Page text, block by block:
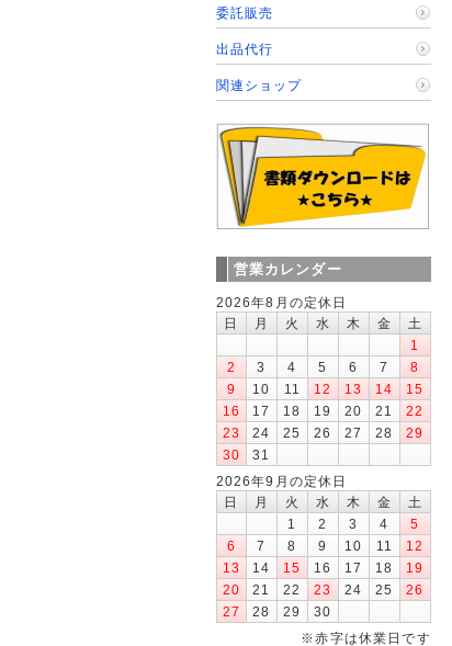
委託販売
出品代行
関連ショップ
営業カレンダー
2026年8月の定休日
日
月 火 水 木 金
土
1
2
3 4 5 6 7
8
9
10 11 12 13 14
15
16
17 18 19 20 21
22
23
24 25 26 27 28
29
30
31
2026年9月の定休日
日
月 火 水 木 金
土
1
2 3 4
5
6
7 8 9 10 11
12
13
14 15 16 17 18
19
20
21 22 23 24 25
26
27
28 29
30
※赤字は休業日です